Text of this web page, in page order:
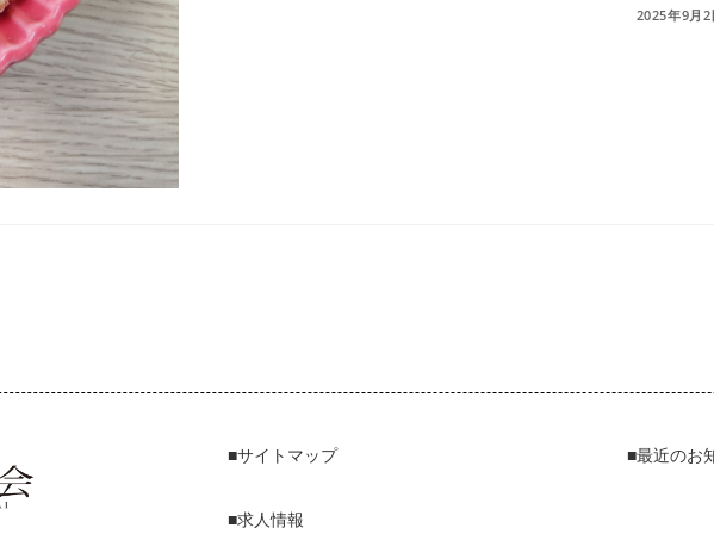
2025年9月2
■サイトマップ
■求人情報
■最近のお